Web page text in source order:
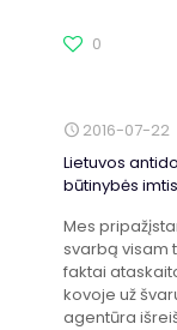
0
2016-07-22
Lietuvos
būtinybės
Mes
svarbą visam
faktai
kovoje už
agentūra